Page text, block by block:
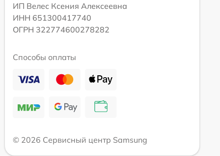
ИП Велес Ксения Алексеевна
ИНН 651300417740
ОГРН 322774600278282
Способы оплаты
© 2026 Сервисный центр Samsung